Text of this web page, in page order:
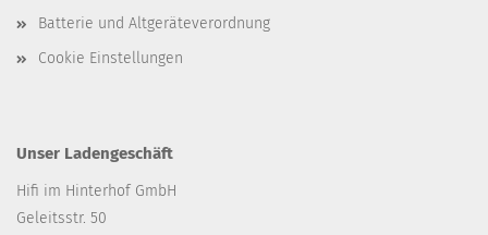
Batterie und Altgeräteverordnung
Cookie Einstellungen
Unser Ladengeschäft
Hifi im Hinterhof GmbH
Geleitsstr. 50